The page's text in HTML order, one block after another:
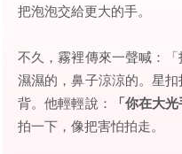
把泡泡交給更大的手。
不久，霧裡傳來一聲喊：
濕濕的，鼻子涼涼的。星
背。他輕輕說：
「你在大
拍一下，像把害怕拍走。